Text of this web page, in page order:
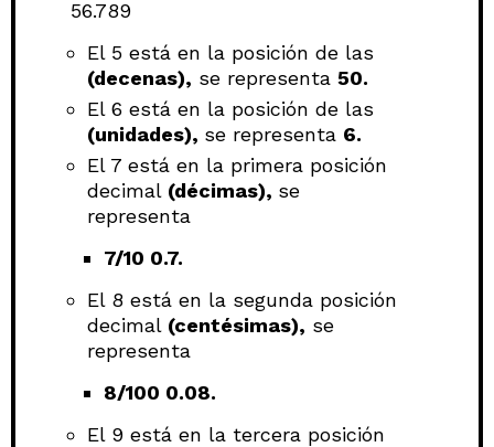
56.789
El 5 está en la posición de las
(decenas), se representa 50.
El 6 está en la posición de las
(unidades), se representa 6.
El 7 está en la primera posición
decimal (décimas), se
representa
7/10 0.7.
El 8 está en la segunda posición
decimal (centésimas), se
representa
8/100 0.08.
El 9 está en la tercera posición